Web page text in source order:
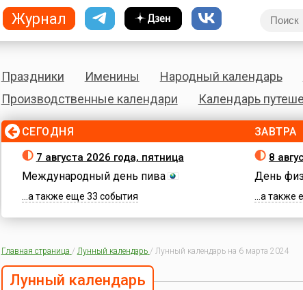
Праздники Именины Народный календарь
Производственные календари
Календарь
СЕГОДНЯ
7 августа 2026 года, пятница
Международный день пива
...а также еще 33 события
ЗАВТРА
8
День
...а
Главная страница / Лунный календарь / Лунный календарь на 6 марта 2024
Лунный календарь
Журнал